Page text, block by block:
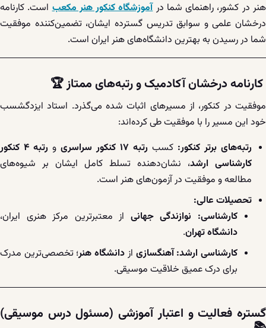
هنر در کشور، راهنمای شما درآموزشگاه کنکور هنر مکعباست. کارنامه
درخشان علمی و سوابق تدریس گسترده ایشان، تضمین‌کننده موفقیت
شما در رسیدن به بهترین دانشگاه‌های هنر ایران است.
کارنامه درخشان آکادمیک و رتبه‌های ممتاز🏆
موفقیت در کنکور، از مسیرهای اثبات شده می‌گذرد. استاد ایزدگشسب
خود این مسیر را با موفقیت طی کرده‌اند:
رتبه‌های برتر کنکور: کسب رتبه ۱۷ کنکور سراسری و
رتبه ۴ کنکور
کارشناسی ارشد، نشان‌دهنده تسلط کامل ایشان بر شیوه‌های
مطالعه و موفقیت در آزمون‌های هنر است.
تحصیلات عالی:
کارشناسی: نوازندگی جهانی از معتبرترین مرکز هنری ایران،
دانشگاه تهران.
کارشناسی ارشد: آهنگسازی از دانشگاه هنر؛ تخصصی‌ترین مدرک
برای درک عمیق خلاقیت موسیقی.
گستره فعالیت و اعتبار آموزشی (مسئول درس موسیقی)